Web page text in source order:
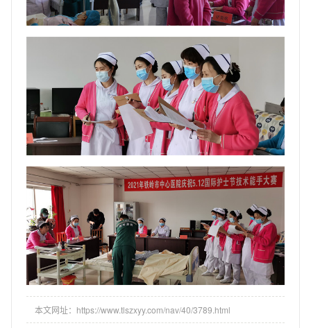
本文网址：https://www.tlszxyy.com/nav/40/3789.html